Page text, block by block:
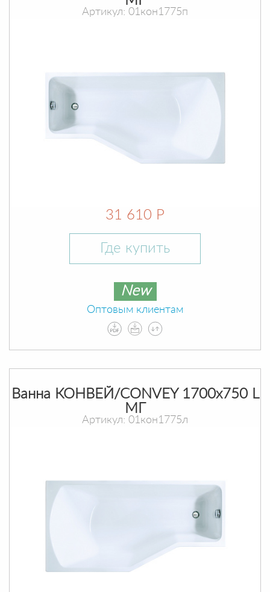
Артикул: 01кон1775п
31 610 Р
Где купить
New
Оптовым клиентам
Ванна КОНВЕЙ/CONVEY 1700х750 L
МГ
Артикул: 01кон1775л